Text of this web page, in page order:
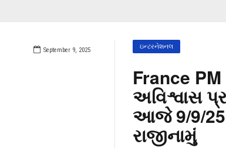
September 9, 2025 ઇન્ટરનેશનલ
France PM
અવિશ્વાસ
આજે 9/9/
રાજીનામું